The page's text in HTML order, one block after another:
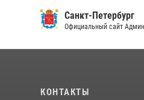
Санкт-Петербург
Официальный сайт
КОНТАКТЫ